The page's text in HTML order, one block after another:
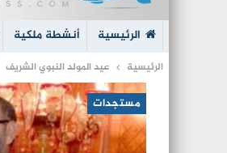
الرئيسية أنشطة ملكية
الرئيسية عيد المولد النبوي الشريف
مستجدات